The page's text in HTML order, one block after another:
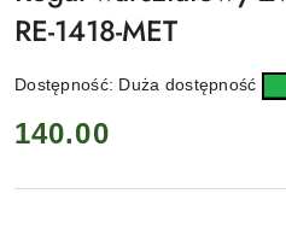
RE-1418-MET
Dostępność: Duża dostępność
cena:
140.00